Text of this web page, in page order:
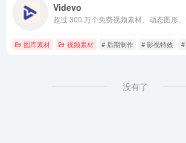
Videvo
超过 300 万个免费视频素材、动态图形
图库素材 视频素材 # 后期制作 # 影视特效
没有了